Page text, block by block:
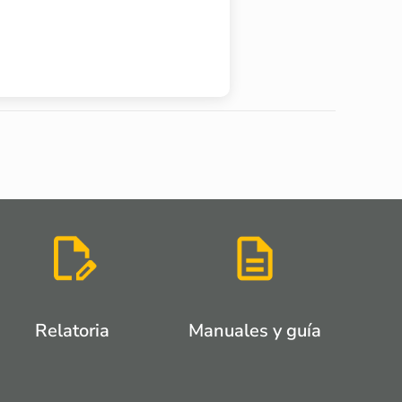
Relatoria Manuales y guía